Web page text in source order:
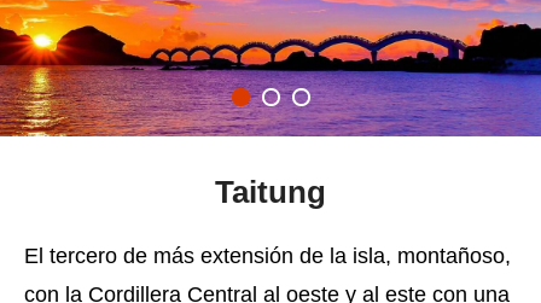
Taitung
El tercero de más extensión de la isla, montañoso,
con la Cordillera Central al oeste y al este con una